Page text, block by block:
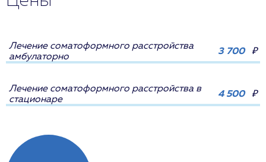
Лечение соматоформного расстройства
амбулаторно
3 700 ₽
Лечение соматоформного расстройства в
стационаре
4 500 ₽